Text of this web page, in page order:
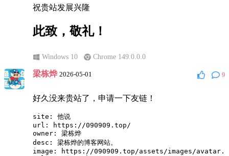
祝贵站发展兴隆
此致，敬礼！
Windows 10 Chrome 149.0.0.0
梁栋烨 2026-05-01 9
好久没来贵站了，申请一下友链！
site: 他说
url: https://090909.top/
owner: 梁栋烨
desc: 梁栋烨的博客网站。
image: https://090909.top/assets/images/